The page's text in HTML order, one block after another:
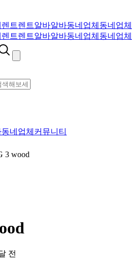
렌트렌트알바알바동네업체 동네업체
렌트렌트알바알바동네업체 동네업체
동네업체 커뮤니티
3 wood
전